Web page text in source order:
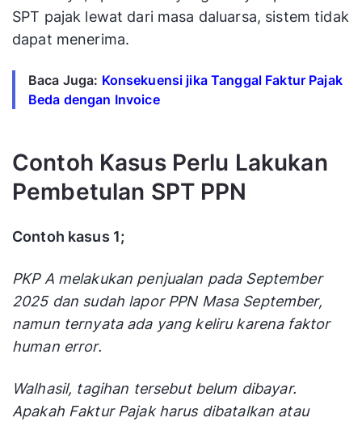
SPT pajak lewat dari masa daluarsa, sistem tidak
dapat menerima.
Baca Juga: Konsekuensi jika Tanggal Faktur Pajak
Beda dengan Invoice
Contoh Kasus Perlu Lakukan
Pembetulan SPT PPN
Contoh kasus 1;
PKP A melakukan penjualan pada September
2025 dan sudah lapor PPN Masa September,
namun ternyata ada yang keliru karena faktor
human error.
Walhasil, tagihan tersebut belum dibayar.
Apakah Faktur Pajak harus dibatalkan atau